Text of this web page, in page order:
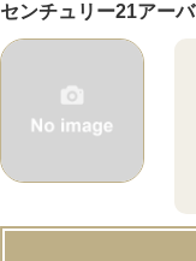
センチュリー21アー